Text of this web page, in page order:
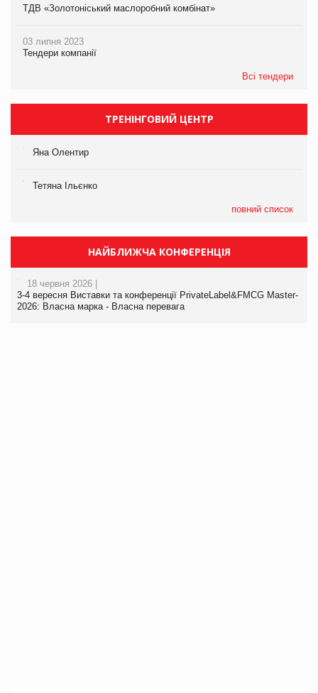
ТДВ «Золотоніський маслоробний комбінат»
03 липня 2023
Тендери компанії
Всі тендери
ТРЕНІНГОВИЙ ЦЕНТР
Яна Олентир
Тетяна Ільєнко
повний список
НАЙБЛИЖЧА КОНФЕРЕНЦІЯ
18 червня 2026 |
3-4 вересня Виставки та конференції PrivateLabel&FMCG Master-
2026: Власна марка - Власна перевага